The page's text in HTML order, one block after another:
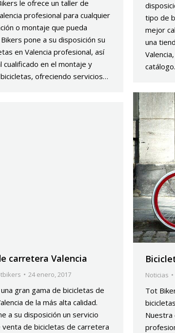
tipo de
mejor
una
le ofrece un taller de
profesional para cualquier
o montaje que pueda
pone a su disposición su
en Valencia profesional, así
cualificado en el montaje y
ofreciendo servicios…
Noticias
Tot
Nuestra
carretera Valencia
24 enero, 2017
gran gama de bicicletas de
de la más alta calidad.
a su disposición un servicio
de bicicletas de carretera